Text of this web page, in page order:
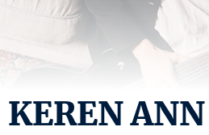
KEREN ANN